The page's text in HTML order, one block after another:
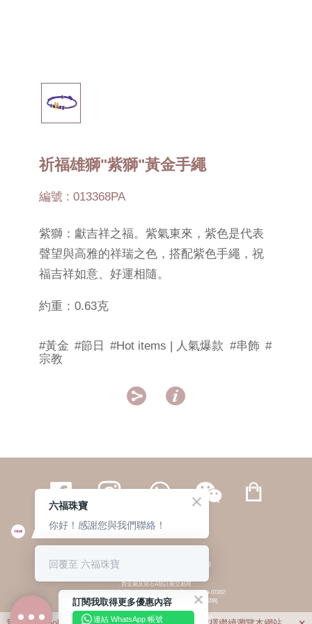
祈福雄獅"紫獅"黃金手繩
編號 : 013368PA
紫獅：獻吉祥之福。紫氣東來，紫色是代表
聲望與高雅的祥瑞之色，搭配紫色手繩，祝
福吉祥如意、好運相隨。
約重：0.63克
#黃金 #節日 #Hot items | 人氣爆款 #串飾 #
宗教
 
繁體 | 簡体
© 六福集團 版權所有 不得轉載 私隱政策
貴金屬及寶石A類註冊交易商
(六福企業禮品(國際)有限公司-註冊號碼:A-B-24-05-07207;
六福電子商貿有限公司-註冊號碼:A-B-24-05-07206)
貴金屬及寶石B類註冊交易商
(六福集團有限公司-註冊號碼:B-B-24-05-07258;
訂閱我取得更多優惠內容
連結 WhatsApp 帳號
六福珠寶
你好！感謝您與我們聯絡！
回覆至 六福珠寶